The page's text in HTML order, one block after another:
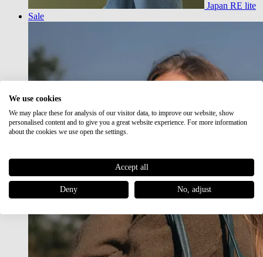
Japan RE lite
Sale
We use cookies
We may place these for analysis of our visitor data, to improve our website, show
personalised content and to give you a great website experience. For more information
about the cookies we use open the settings.
Accept all
Deny No, adjust